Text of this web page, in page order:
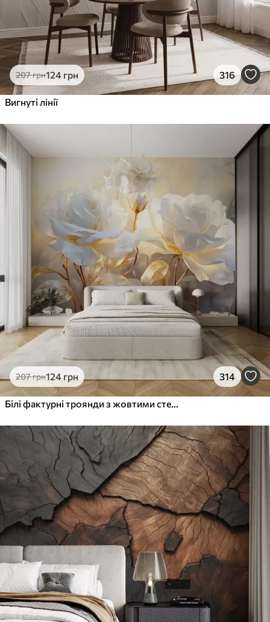
207грн124 грн 316
Вигнуті лінії
207грн124 грн 314